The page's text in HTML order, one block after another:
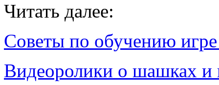
Читать далее:
Советы по обучению
Видеоролики о шашках и